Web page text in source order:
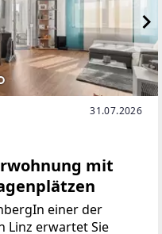
31.07.2026
mit
einer der
Linz erwartet Sie